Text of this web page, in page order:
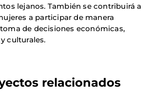
lejanos. También se contribuirá a
a participar de manera
de decisiones económicas,
culturales.
relacionados